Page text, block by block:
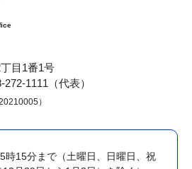
目1番1号
1111（代表）
）
時15分まで （土曜日、日曜日、祝